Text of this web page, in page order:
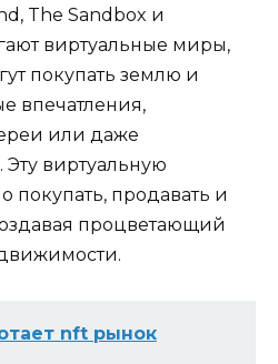
The Sandbox и
виртуальные миры,
покупать землю и
впечатления,
или даже
виртуальную
продавать и
процветающий
nft рынок